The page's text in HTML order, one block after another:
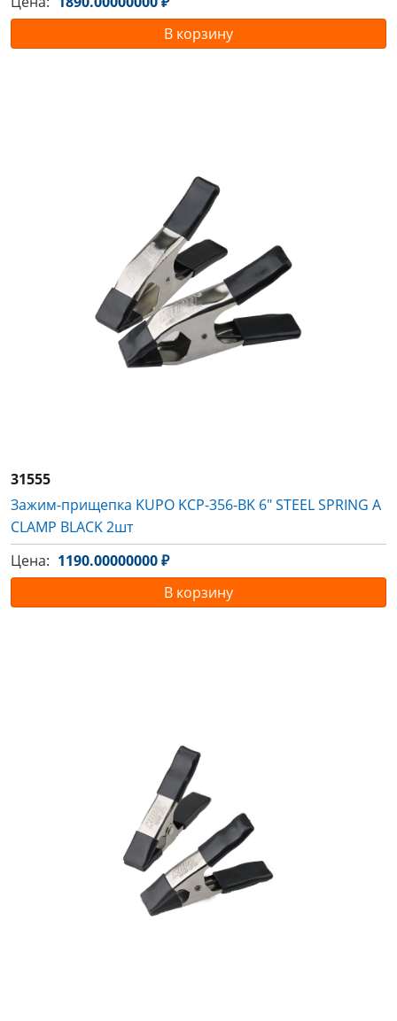
В корзину
31555
Зажим-прищепка KUPO KCP-356-BK 6" STEEL SPRING A
CLAMP BLACK 2шт
Цена: 1190.00000000 ₽
В корзину